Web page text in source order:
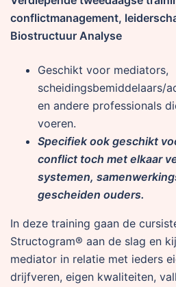
conflictmanagement,
Biostructuur Analyse
Geschikt voor mediators,
scheidingsbemiddelaars/
en andere professionals
voeren.
Specifiek ook geschikt
conflict toch met elkaar
systemen,
gescheiden ouders.
In deze training gaan de
Structogram® aan de slag en
mediator in relatie met ieders
drijfveren, eigen kwaliteiten,